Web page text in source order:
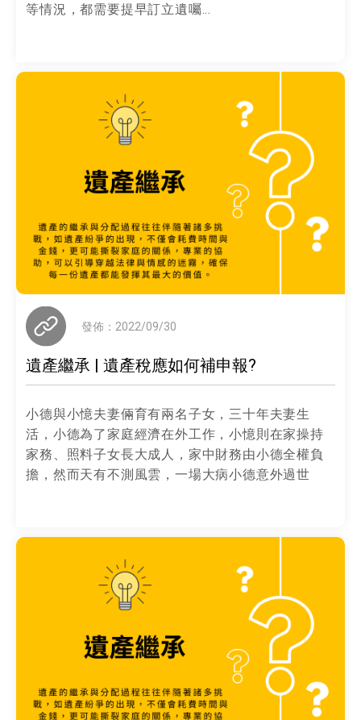
等情況，都需要提早訂立遺囑...
遺產繼承 | 遺產稅應如何補申報?
發佈：2022/09/30
小德與小憶夫妻倆育有兩名子女，三十年夫妻生
活，小德為了家庭經濟在外工作，小憶則在家操持
家務、照料子女長大成人，家中財務由小德全權負
擔，然而天有不測風雲，一場大病小德意外過世